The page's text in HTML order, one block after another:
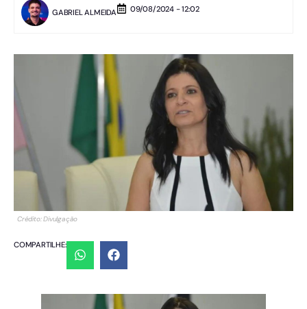
GABRIEL ALMEIDA 09/08/2024 - 12:02
Crédito: Divulgação
COMPARTILHE: